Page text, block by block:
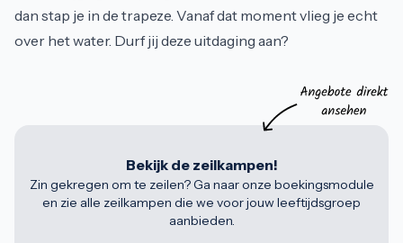
dan stap je in de trapeze. Vanaf dat moment vlieg je echt
over het water. Durf jij deze uitdaging aan?
Bekijk de zeilkampen!
Zin gekregen om te zeilen? Ga naar onze boekingsmodule
en zie alle zeilkampen die we voor jouw leeftijdsgroep
aanbieden.